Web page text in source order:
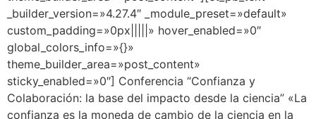
_builder_version=»4.27.4″ _module_preset=»default»
custom_padding=»0px|||||» hover_enabled=»0″
global_colors_info=»{}»
theme_builder_area=»post_content»
sticky_enabled=»0″] Conferencia “Confianza y
Colaboración: la base del impacto desde la ciencia” «La
confianza es la moneda de cambio de la ciencia en la